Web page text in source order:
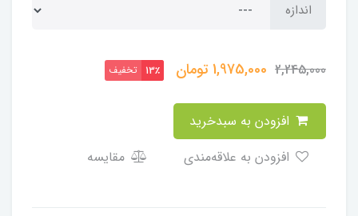
اندازه
2,245,000
1,975,000تومان 13٪ تخفیف
مقایسه